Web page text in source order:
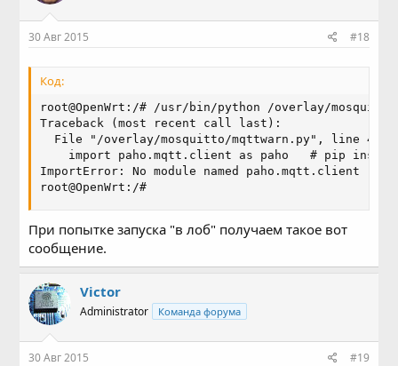
30 Авг 2015 #18
Код:
root@OpenWrt:/# /usr/bin/python /overlay/
Traceback (most recent call last):
File "/overlay/mosquitto/mqttwarn.py", line 4,
import paho.mqtt.client as paho   # pip
ImportError: No module named paho.mqtt.client
root@OpenWrt:/#
При попытке запуска "в лоб" получаем такое вот
сообщение.
Victor
Administrator Команда форума
30 Авг 2015 #19